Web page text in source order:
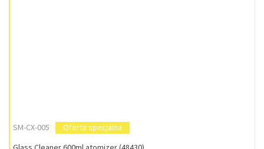
SM-CX-005
Oferta specjalna